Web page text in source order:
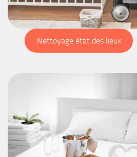
Nettoyage état des lieux